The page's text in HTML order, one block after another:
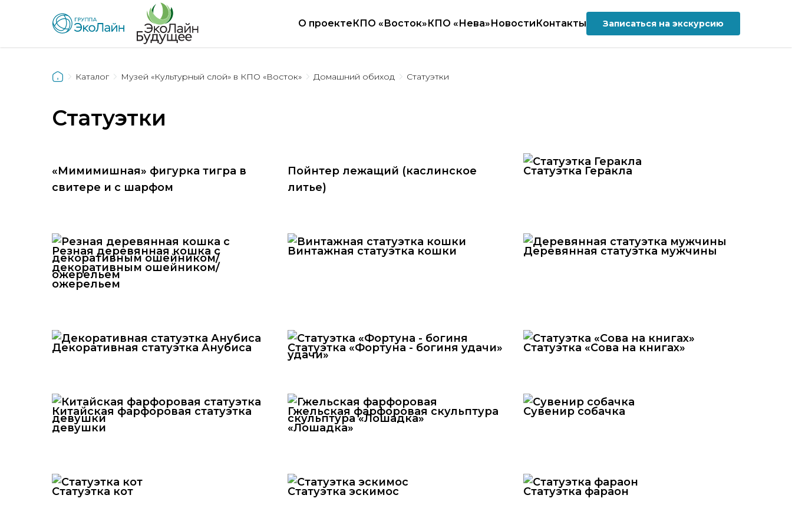
О проектеКПО «Восток»КПО «Нева»НовостиКонтакты Записаться на экскурсию
Каталог Музей «Культурный слой» в КПО «Восток» Домашний обиход Статуэтки
Статуэтки
«Мимимишная» фигурка тигра в
свитере и с шарфом
Пойнтер лежащий (каслинское
литье)
Статуэтка Геракла
Резная деревянная кошка с
декоративным ошейником/
ожерельем
Винтажная статуэтка кошки Деревянная статуэтка мужчины
Декоративная статуэтка Анубиса Статуэтка «Фортуна - богиня удачи» Статуэтка «Сова на книгах»
Китайская фарфоровая статуэтка
девушки
Гжельская фарфоровая скульптура
«Лошадка»
Сувенир собачка
Статуэтка кот Статуэтка эскимос Статуэтка фараон